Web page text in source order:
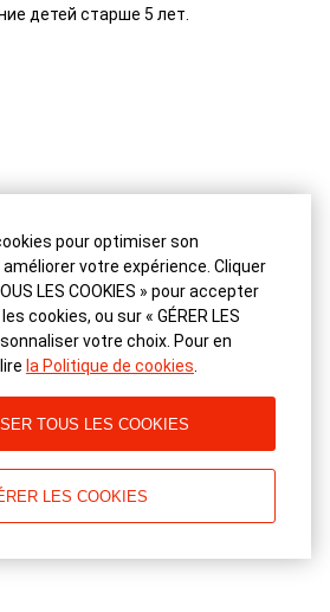
pour optimiser son
votre expérience. Cliquer
LES COOKIES » pour accepter
cookies, ou sur « GÉRER LES
votre choix. Pour en
la Politique de cookies
TOUS LES COOKIES
LES COOKIES
детей старше 5 лет.